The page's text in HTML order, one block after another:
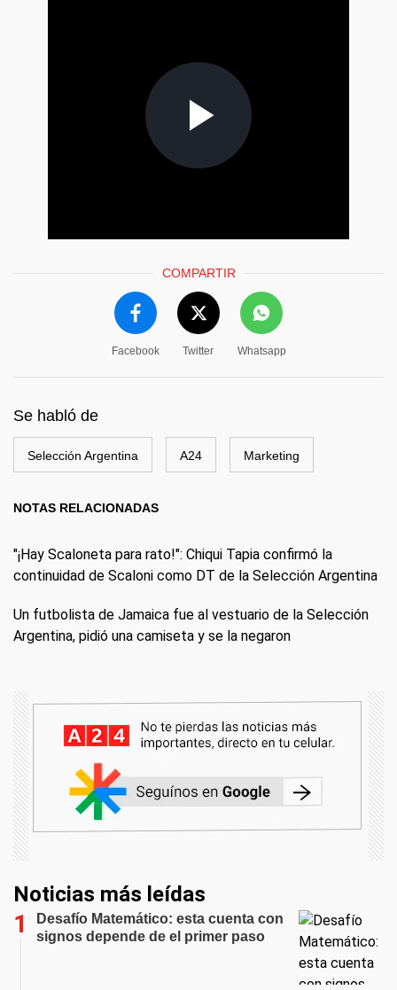
COMPARTIR
Facebook Twitter Whatsapp
Se habló de
Selección Argentina A24 Marketing
NOTAS RELACIONADAS
"¡Hay Scaloneta para rato!": Chiqui Tapia confirmó la
continuidad de Scaloni como DT de la Selección Argentina
Un futbolista de Jamaica fue al vestuario de la Selección
Argentina, pidió una camiseta y se la negaron
Noticias más leídas
Desafío Matemático: esta cuenta con
signos depende de el primer paso